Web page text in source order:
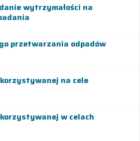
wytrzymałości na
przetwarzania odpadów
na cele
w celach